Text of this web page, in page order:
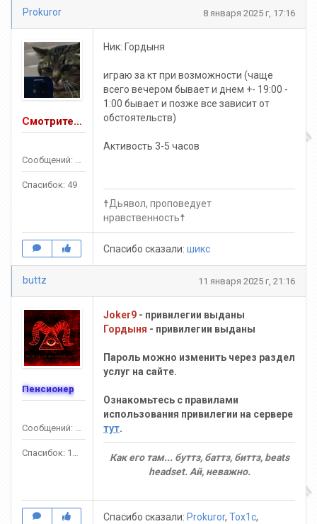
Prokuror 8 января 2025 г, 17:16
Смотритель JAIL
Спасибок: 49
Ник: Гордыня
играю за кт при возможности (чаще
всего вечером бывает и днем +- 19:00 -
1:00 бывает и позже все зависит от
обстоятельств)
Активость 3-5 часов
☨Дьявол, проповедует
нравственность☨
Спасибо сказали: шикс
buttz 11 января 2025 г, 21:16
Пенсионер
Joker9 - привилегии выданы
Гордыня - привилегии выданы
Пароль можно изменить через раздел
услуг на сайте.
Ознакомьтесь с правилами
использования привилегии на сервере
тут.
Как его там... буттз, баттз, биттз, beats
headset. Ай, неважно.
Спасибо сказали: Prokuror, Tox1c,